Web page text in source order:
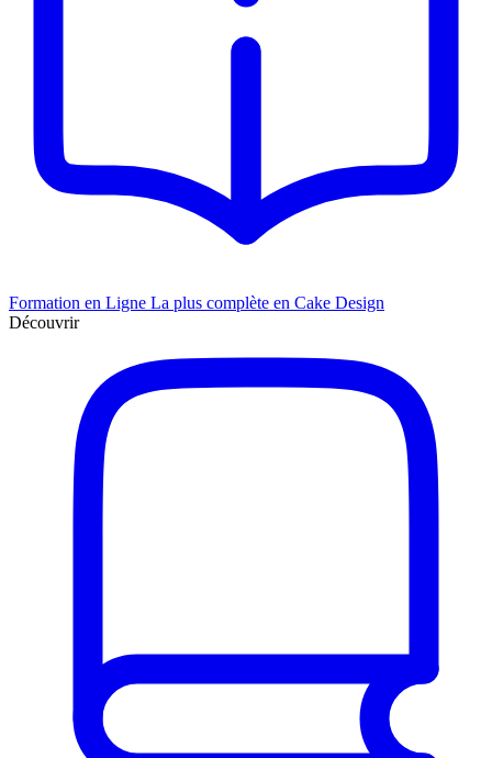
Formation en Ligne La plus complète en Cake Design
Découvrir